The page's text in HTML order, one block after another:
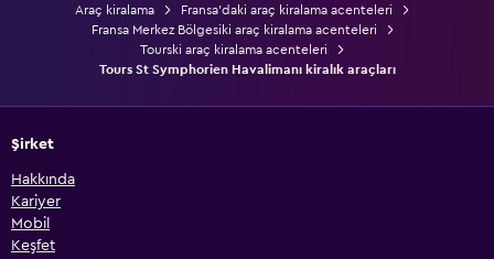
Araç kiralama
Fransa'daki araç kiralama acenteleri
Fransa Merkez Bölgesiki araç kiralama acenteleri
Tourski araç kiralama acenteleri
Tours St Symphorien Havalimanı kiralık araçları
Şirket
Hakkında
Kariyer
Mobil
Keşfet